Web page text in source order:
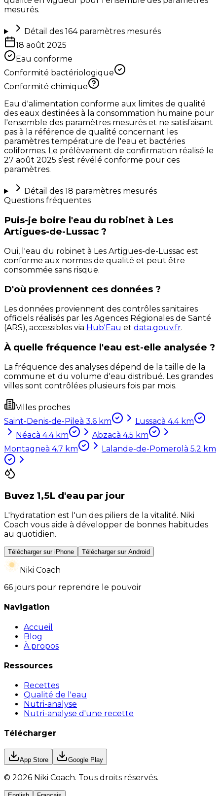
mesurés.
Détail des 164paramètres mesurés
18 août 2025
Eau conforme
Conformité bactériologique
Conformité chimique
Eau d'alimentation conforme aux limites de qualité
des eaux destinées à la consommation humaine pour
l'ensemble des paramètres mesurés et ne satisfaisant
pas à la référence de qualité concernant les
paramètres température de l'eau et bactéries
coliformes. Le prélèvement de confirmation réalisé le
27 août 2025 s’est révélé conforme pour ces
paramètres.
Détail des 18 paramètres mesurés
Questions fréquentes
Puis-je boire l'eau du robinet à Les
Artigues-de-Lussac ?
Oui, l'eau du robinet à Les Artigues-de-Lussac est
conforme aux normes de qualité et peut être
consommée sans risque.
D'où proviennent ces données ?
Les données proviennent des contrôles sanitaires
officiels réalisés par les Agences Régionales de Santé
(ARS), accessibles via Hub'Eau et data.gouv.fr.
À quelle fréquence l'eau est-elle analysée ?
La fréquence des analyses dépend de la taille de la
commune et du volume d'eau distribué. Les grandes
villes sont contrôlées plusieurs fois par mois.
Villes proches
Saint-Denis-de-Pileà 3.6 km Lussacà 4.4km
Néacà 4.4km Abzacà 4.5 km
Montagneà 4.7 km Lalande-de-Pomerol à 5.2 km
Buvez 1,5L d'eau par jour
L'hydratation est l'un des piliers de la vitalité. Niki
Coach vous aide à développer de bonnes habitudes
au quotidien.
Télécharger sur iPhone Télécharger sur Android
Niki Coach
66 jours pour reprendre le pouvoir
Navigation
Accueil
Blog
À propos
Ressources
Recettes
Qualité de l'eau
Nutri-analyse
Nutri-analyse d'une recette
Télécharger
App Store Google Play
© 2026 Niki Coach. Tous droits réservés.